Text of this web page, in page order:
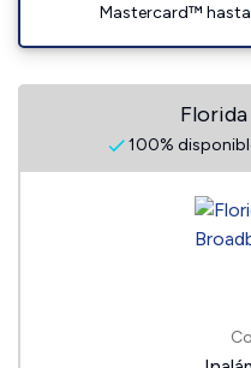
Mastercard™
100%